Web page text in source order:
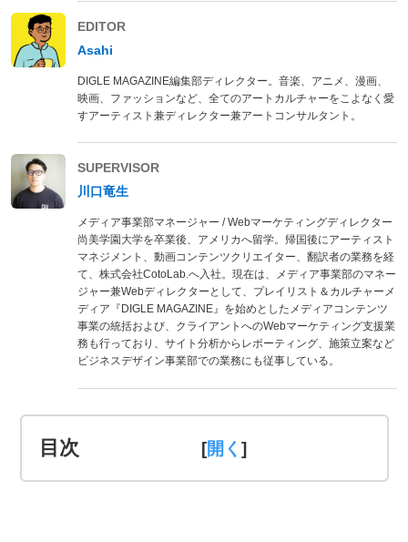
EDITOR
Asahi
DIGLE MAGAZINE編集部ディレクター。音楽、アニメ、漫画、
映画、ファッションなど、全てのアートカルチャーをこよなく愛
すアーティスト兼ディレクター兼アートコンサルタント。
SUPERVISOR
川口竜生
メディア事業部マネージャー / Webマーケティングディレクター
尚美学園大学を卒業後、アメリカへ留学。帰国後にアーティスト
マネジメント、動画コンテンツクリエイター、翻訳者の業務を経
て、株式会社CotoLab.へ入社。現在は、メディア事業部のマネー
ジャー兼Webディレクターとして、プレイリスト＆カルチャーメ
ディア『DIGLE MAGAZINE』を始めとしたメディアコンテンツ
事業の統括および、クライアントへのWebマーケティング支援業
務も行っており、サイト分析からレポーティング、施策立案など
ビジネスデザイン事業部での業務にも従事している。
目次 [ ]